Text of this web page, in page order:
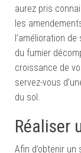
aurez pris
les
l’amélioration
du fumier
croissance de
servez-vous
du sol.
Réaliser
Afin d’obtenir